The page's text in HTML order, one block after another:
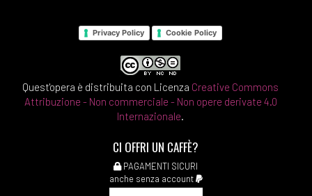
Privacy Policy Cookie Policy
Quest'opera è distribuita con Licenza Creative Commons
Attribuzione - Non commerciale - Non opere derivate 4.0
Internazionale
CI OFFRI UN CAFFÈ?
PAGAMENTI SICURI
anche senza account